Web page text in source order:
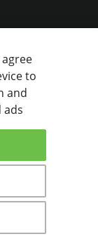
agree
to
and
ads